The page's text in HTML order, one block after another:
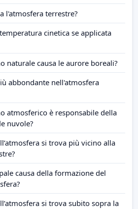
l'atmosfera terrestre?
cinetica se applicata
naturale causa le aurore boreali?
abbondante nell'atmosfera
atmosferico è responsabile della
nuvole?
si trova più vicino alla
causa della formazione del
si trova subito sopra la